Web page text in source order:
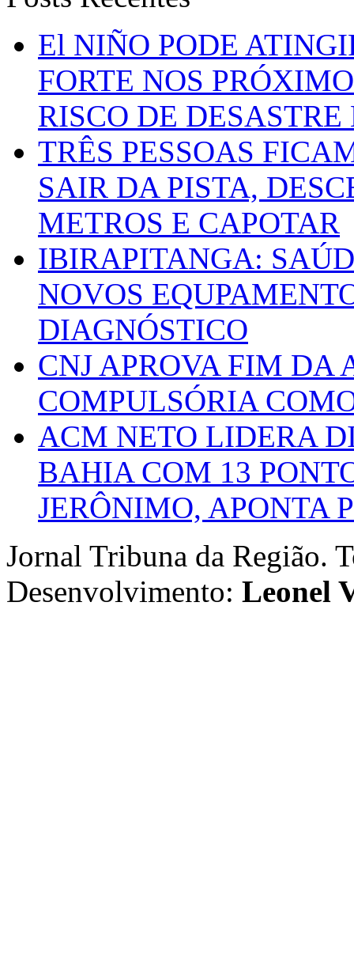
El NIÑO PODE
FORTE NOS
RISCO DE
TRÊS PESSOAS
SAIR DA PISTA,
METROS E CAPOTAR
IBIRAPITANGA:
NOVOS
DIAGNÓSTICO
CNJ APROVA FIM DA
COMPULSÓRIA
ACM NETO LIDERA
BAHIA COM 13
JERÔNIMO, APONTA
Jornal Tribuna da Região.
Desenvolvimento: Leonel